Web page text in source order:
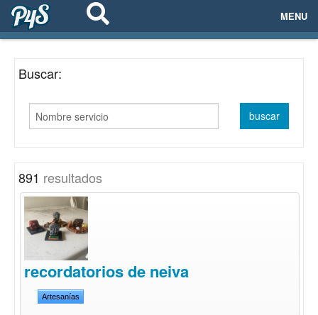
MENU
EMPRESAS
NETWORKING
AYUDA
Buscar:
891 resultados
recordatorios de neiva
Artesanías